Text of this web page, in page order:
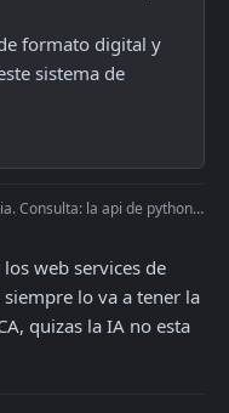
formato digital y
sistema de
chequeo automatico realizado internamente de rechazo si la factura a consumidor final supera el limite permit
web services de
lo va a tener la
quizas la IA no esta